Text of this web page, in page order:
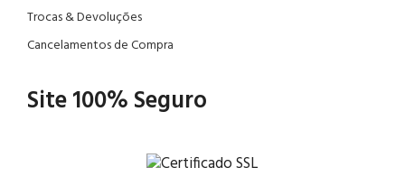
Trocas & Devoluções
Cancelamentos de Compra
Site 100% Seguro